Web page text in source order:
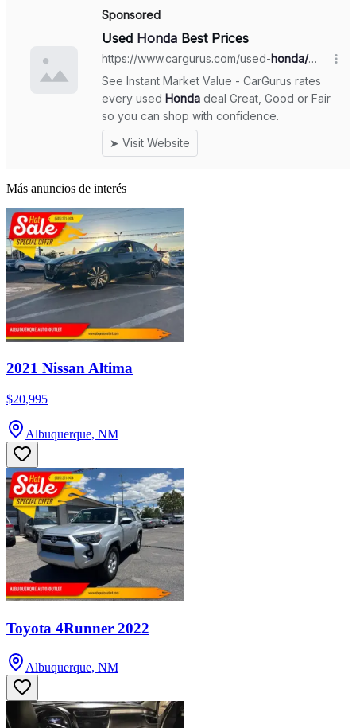
Más anuncios de interés
2021 Nissan Altima
$20,995
Albuquerque, NM
Toyota 4Runner 2022
Albuquerque, NM